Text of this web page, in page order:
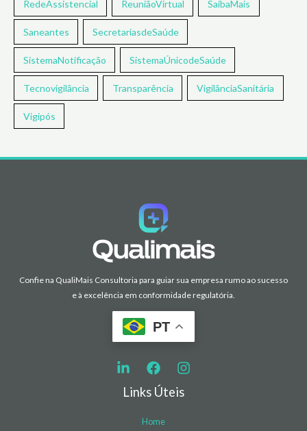
RedeAssistencial ReuniãoVirtual SaibaMais
Saneantes SecretariasdeSaúde
SistemaNotificação SistemaÚnicodeSaúde
Tecnovigilância Transparência VigilânciaSanitária
Vigipós
Confie na QualiMais Consultoria para guiar sua empresa rumo ao sucesso
e à excelência em conformidade regulatória.
PT
Links Úteis
Home